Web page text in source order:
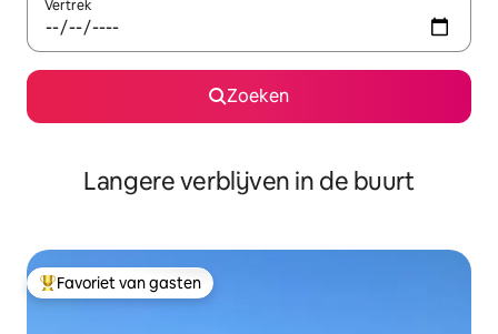
Vertrek
Zoeken
Langere verblijven in de buurt
Topfavoriet van gasten
Favoriet van gasten